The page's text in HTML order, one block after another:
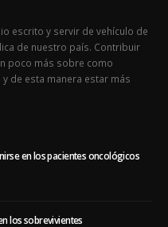
escrito y servir de vehículo de
de nuestro país. Contribuir
poco más sobre como
de esta manera estar más
en los pacientes oncológicos
los sobrevivientes